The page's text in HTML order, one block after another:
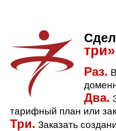
Раз.
Два.
тарифный план или
Три. Заказать